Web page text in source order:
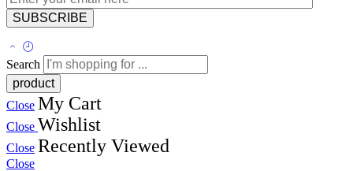
Search
Close My Cart
Close Wishlist
Close Recently Viewed
Close